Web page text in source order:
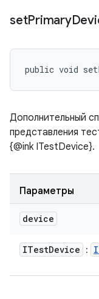
setPrimary
public void
Дополнительный
представления
{@ink ITestDevice}.
Параметры
device
ITestDevice :